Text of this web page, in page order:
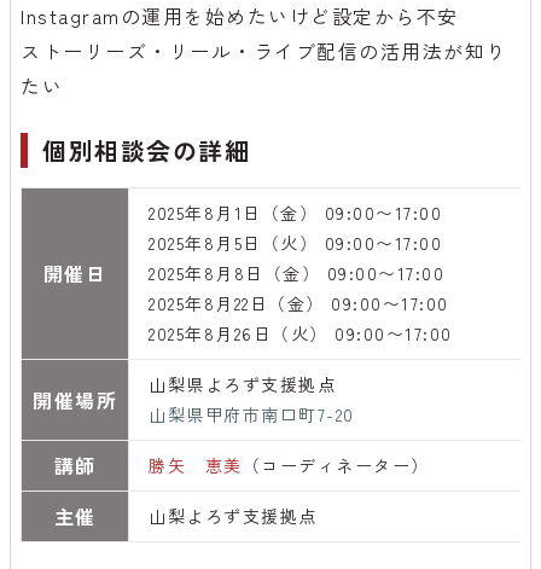
Instagramの運用を始めたいけど設定から不安
ストーリーズ・リール・ライブ配信の活用法が知り
たい
個別相談会の詳細
開催日
2025年8月1日（金） 09:00〜17:00
2025年8月5日（火） 09:00〜17:00
2025年8月8日（金） 09:00〜17:00
2025年8月22日（金） 09:00〜17:00
2025年8月26日（火） 09:00〜17:00
開催場所
山梨県よろず支援拠点
山梨県甲府市南口町7-20
講師 勝矢 恵美 （コーディネーター）
主催 山梨よろず支援拠点